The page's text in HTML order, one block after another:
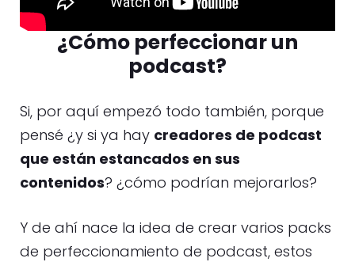
¿Cómo perfeccionar un
podcast?
Si, por aquí empezó todo también, porque
pensé ¿y si ya hay creadores de podcast
que están estancados en sus
contenidos? ¿cómo podrían mejorarlos?
Y de ahí nace la idea de crear varios packs
de perfeccionamiento de podcast, estos